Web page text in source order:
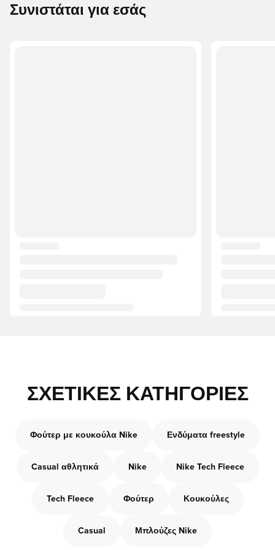
Συνιστάται για εσάς
ΣΧΕΤΙΚΈΣ ΚΑΤΗΓΟΡΊΕΣ
Φούτερ με κουκούλα Nike Ενδύματα freestyle
Casual αθλητικά Nike Nike Tech Fleece
Tech Fleece Φούτερ Κουκούλες
Casual Μπλούζες Nike